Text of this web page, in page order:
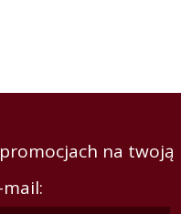
na twoją